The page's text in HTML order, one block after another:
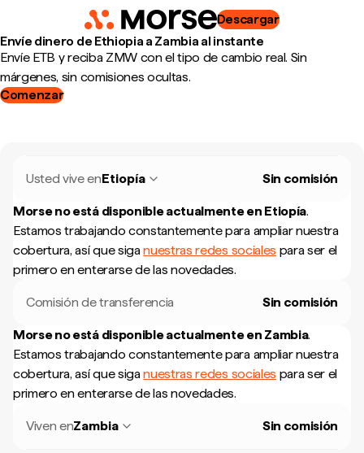
Descargar
Envíe dinero de Ethiopia a Zambia al instante
Envíe ETB y reciba ZMW con el tipo de cambio real. Sin
márgenes, sin comisiones ocultas.
Comenzar
Usted vive enEtiopía Sin comisión
Morse no está disponible actualmente en Etiopía.
Estamos trabajando constantemente para ampliar nuestra
cobertura, así que siganuestras redes sociales para ser el
primero en enterarse de las novedades.
Comisión de transferencia Sin comisión
Morse no está disponible actualmente en Zambia.
Estamos trabajando constantemente para ampliar nuestra
cobertura, así que siganuestras redes sociales para ser el
primero en enterarse de las novedades.
Viven enZambia Sin comisión